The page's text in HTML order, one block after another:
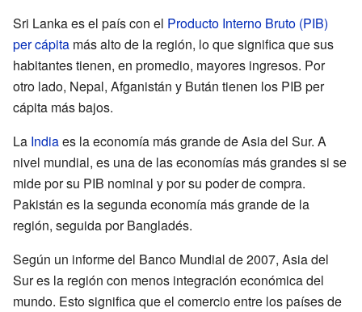
Sri Lanka es el país con el Producto Interno Bruto (PIB)
per cápita más alto de la región, lo que significa que sus
habitantes tienen, en promedio, mayores ingresos. Por
otro lado, Nepal, Afganistán y Bután tienen los PIB per
cápita más bajos.
La Indiaes la economía más grande de Asia del Sur. A
nivel mundial, es una de las economías más grandes si se
mide por su PIB nominal y por su poder de compra.
Pakistán es la segunda economía más grande de la
región, seguida por Bangladés.
Según un informe del Banco Mundial de 2007, Asia del
Sur es la región con menos integración económica del
mundo. Esto significa que el comercio entre los países de